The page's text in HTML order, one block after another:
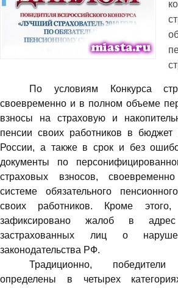
По условиям Конкурса
своевременно и в полном объеме
взносы на страховую и
пенсии своих работников в
России, а также в срок и без
документы по
страховых взносов,
системе обязательного
своих работников. Кроме
зафиксировано жалоб в
застрахованных лиц о
законодательства РФ.
Традиционно,
определены в четырех